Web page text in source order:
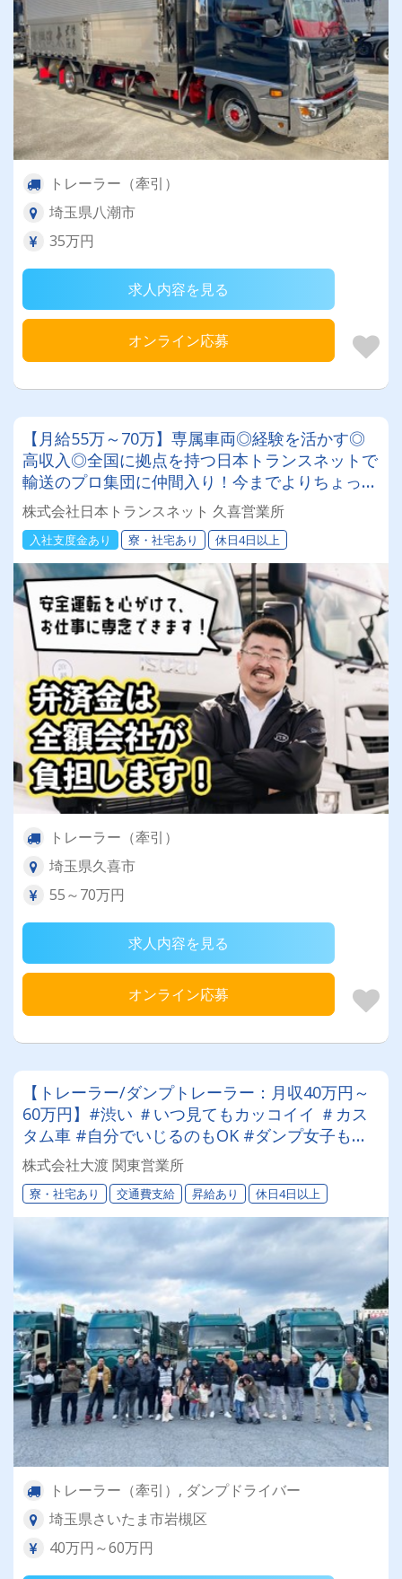
トレーラー（牽引）
埼玉県八潮市
35万円
求人内容を見る
オンライン応募
【月給55万～70万】専属車両◎経験を活かす◎
高収入◎全国に拠点を持つ日本トランスネットで
輸送のプロ集団に仲間入り！今までよりちょっと
リッチな生活を手に入れませんか？
株式会社日本トランスネット 久喜営業所
入社支度金あり 寮・社宅あり 休日4日以上
トレーラー（牽引）
埼玉県久喜市
55～70万円
求人内容を見る
オンライン応募
【トレーラー/ダンプトレーラー：月収40万円～
60万円】#渋い ＃いつ見てもカッコイイ ＃カス
タム車 #自分でいじるのもOK #ダンプ女子も活
躍 #未経験OK #資格取得費用補助あり ＃車好き
の方に来てほしい
株式会社大渡 関東営業所
寮・社宅あり 交通費支給 昇給あり 休日4日以上
トレーラー（牽引）, ダンプドライバー
埼玉県さいたま市岩槻区
40万円～60万円